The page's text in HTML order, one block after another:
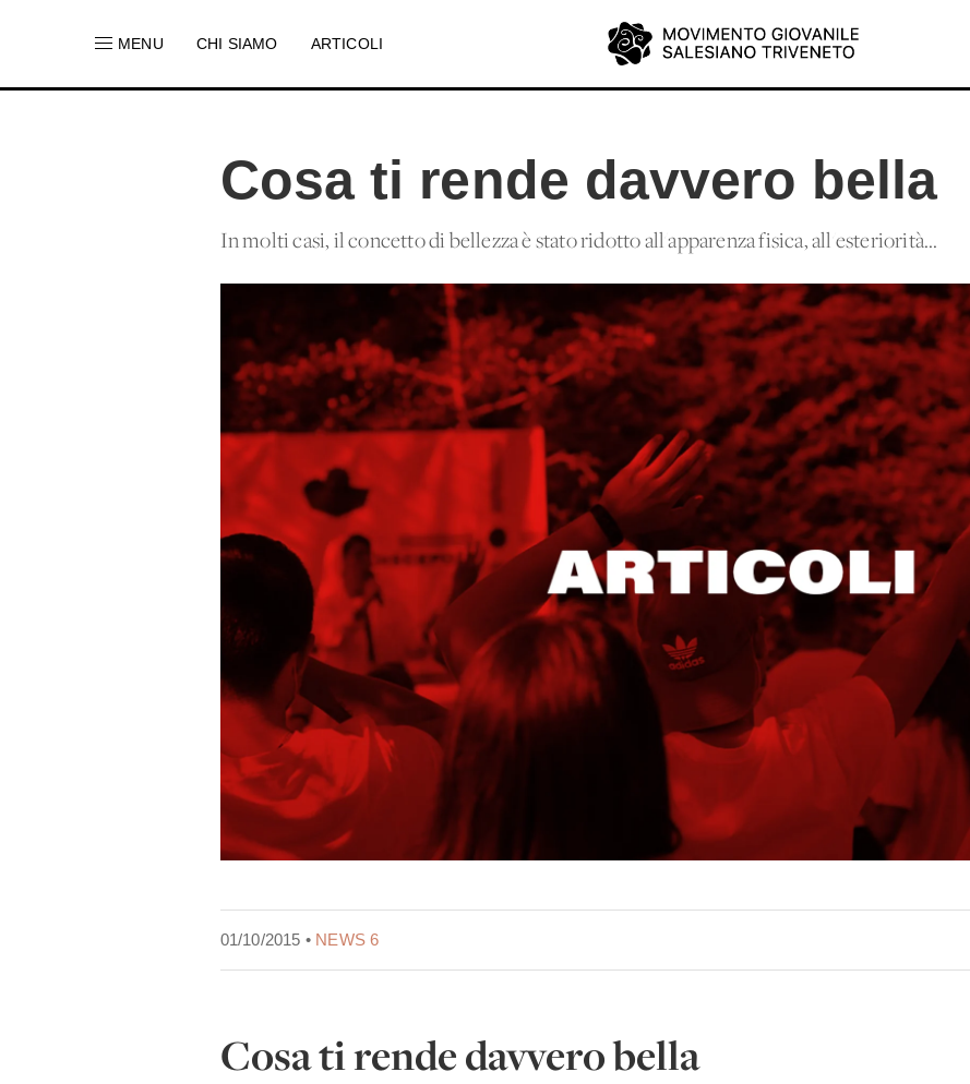
MENU CHI SIAMO ARTICOLI
Cosa ti rende davvero bella
In molti casi, il concetto di bellezza è stato ridotto all'apparenza fisica, all'esteriorità...
01/10/2015 • NEWS 6
Cosa ti rende davvero bella